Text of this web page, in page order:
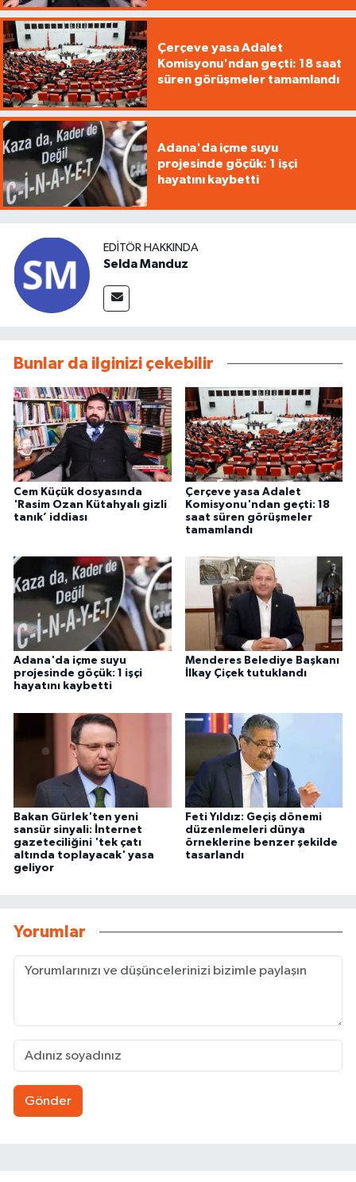
Çerçeve yasa Adalet
Komisyonu'ndan geçti: 18 saat
süren görüşmeler tamamlandı
Adana'da içme suyu
projesinde göçük: 1 işçi
hayatını kaybetti
EDITÖR HAKKINDA
Selda Manduz
Bunlar da ilginizi çekebilir
Cem Küçük dosyasında
'Rasim Ozan Kütahyalı gizli
tanık’ iddiası
Çerçeve yasa Adalet
Komisyonu'ndan geçti: 18
saat süren görüşmeler
tamamlandı
Adana'da içme suyu
projesinde göçük: 1 işçi
hayatını kaybetti
Menderes Belediye Başkanı
İlkay Çiçek tutuklandı
Bakan Gürlek'ten yeni
sansür sinyali: İnternet
gazeteciliğini 'tek çatı
altında toplayacak' yasa
geliyor
Feti Yıldız: Geçiş dönemi
düzenlemeleri dünya
örneklerine benzer şekilde
tasarlandı
Yorumlar
Gönder